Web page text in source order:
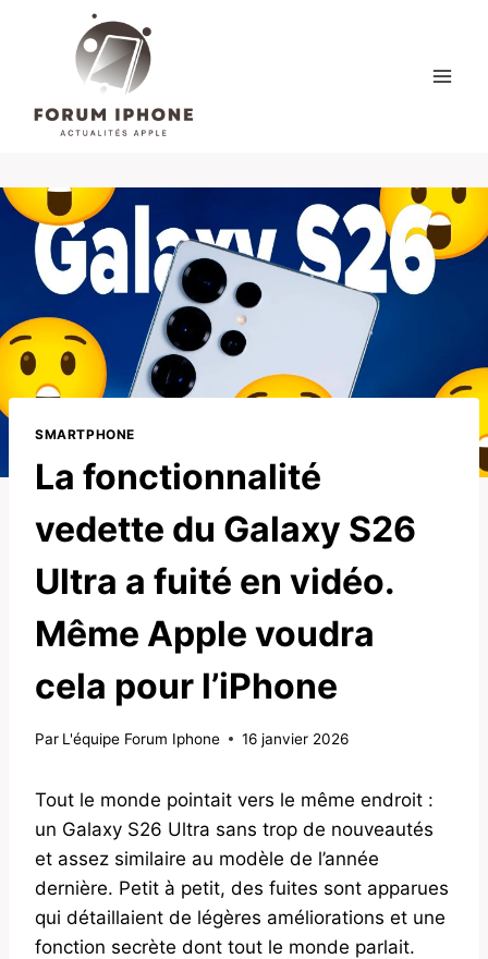
SMARTPHONE
La fonctionnalité
vedette du Galaxy S26
Ultra a fuité en vidéo.
Même Apple voudra
cela pour l’iPhone
Par L'équipe Forum Iphone 16 janvier 2026
Tout le monde pointait vers le même endroit :
un Galaxy S26 Ultra sans trop de nouveautés
et assez similaire au modèle de l’année
dernière. Petit à petit, des fuites sont apparues
qui détaillaient de légères améliorations et une
fonction secrète dont tout le monde parlait.